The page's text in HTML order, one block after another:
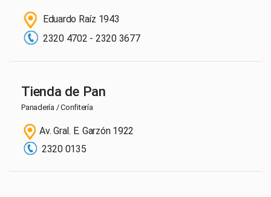
Eduardo Raíz 1943
2320 4702 - 2320 3677
Tienda de Pan
Panadería / Confitería
Av. Gral. E. Garzón 1922
2320 0135